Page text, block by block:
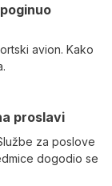
avion. Kako
proslavi
za poslove
dogodio se